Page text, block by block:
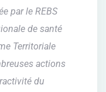
par le REBS
de santé
Territoriale
actions
du